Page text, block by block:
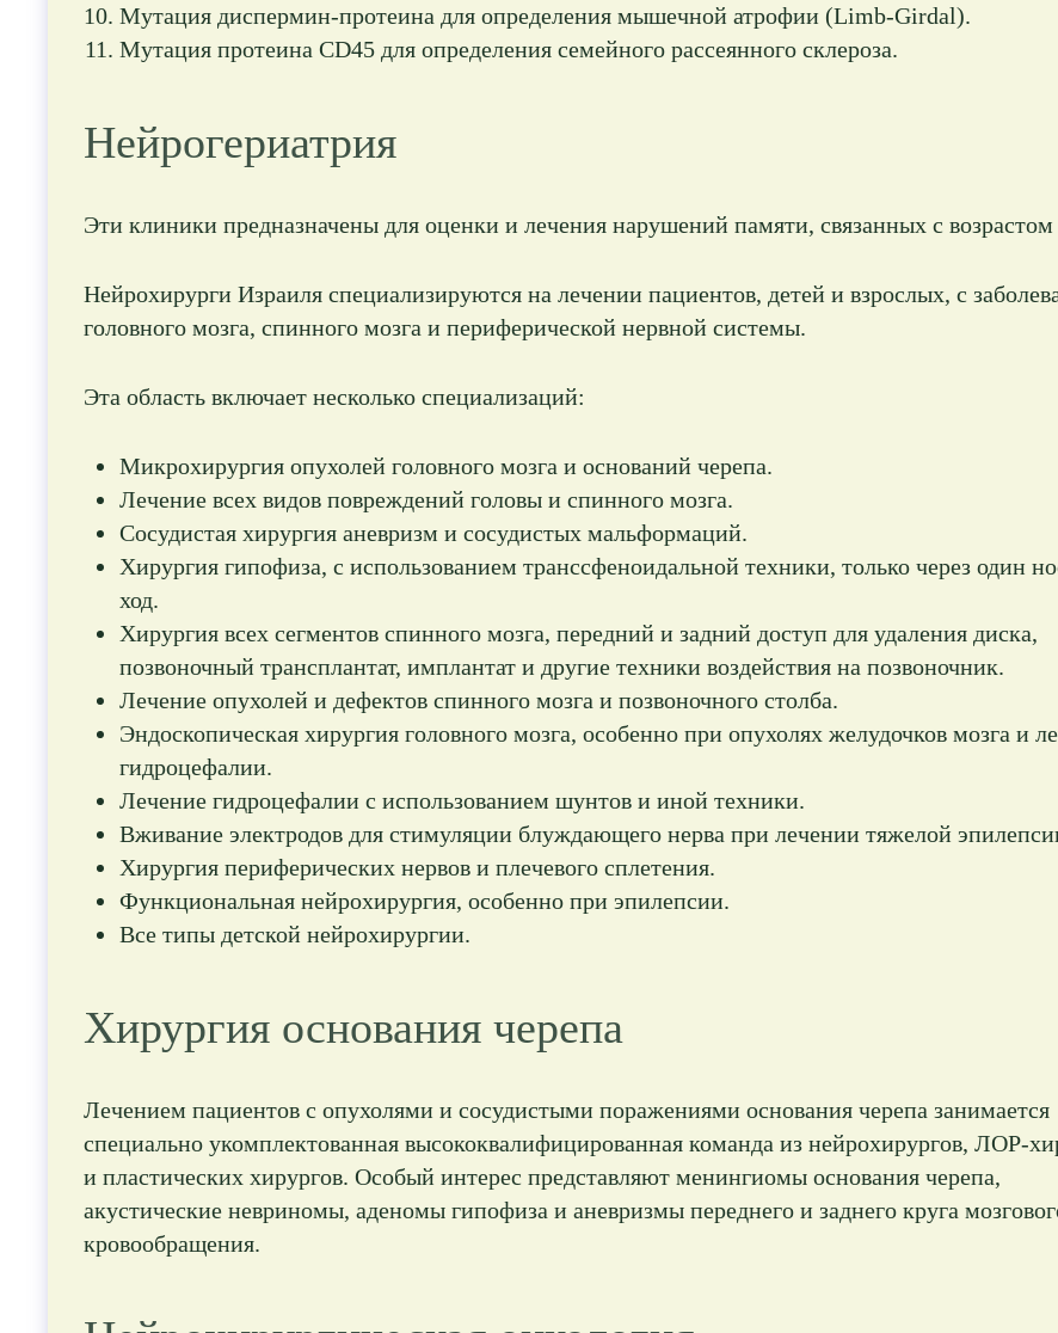
Мутация диспермин-протеина для определения мышечной атрофии (Limb-Girdal).
Мутация протеина CD45 для определения семейного рассеянного склероза.
Нейрогериатрия
Эти клиники предназначены для оценки и лечения нарушений памяти, связанных с возрастом
Нейрохирурги Израиля специализируются на лечении пациентов, детей и взрослых, с
головного мозга, спинного мозга и периферической нервной системы.
Эта область включает несколько специализаций:
Микрохирургия опухолей головного мозга и оснований черепа.
Лечение всех видов повреждений головы и спинного мозга.
Сосудистая хирургия аневризм и сосудистых мальформаций.
Хирургия гипофиза, с использованием транссфеноидальной техники, только через один
ход.
Хирургия всех сегментов спинного мозга, передний и задний доступ для удаления диска,
позвоночный трансплантат, имплантат и другие техники воздействия на позвоночник.
Лечение опухолей и дефектов спинного мозга и позвоночного столба.
Эндоскопическая хирургия головного мозга, особенно при опухолях желудочков мозга и
гидроцефалии.
Лечение гидроцефалии с использованием шунтов и иной техники.
Вживание электродов для стимуляции блуждающего нерва при лечении тяжелой
Хирургия периферических нервов и плечевого сплетения.
Функциональная нейрохирургия, особенно при эпилепсии.
Все типы детской нейрохирургии.
Хирургия основания черепа
Лечением пациентов с опухолями и сосудистыми поражениями основания черепа занимается
специально укомплектованная высококвалифицированная команда из нейрохирургов, ЛОР-
и пластических хирургов. Особый интерес представляют менингиомы основания черепа,
акустические невриномы, аденомы гипофиза и аневризмы переднего и заднего круга
кровообращения.